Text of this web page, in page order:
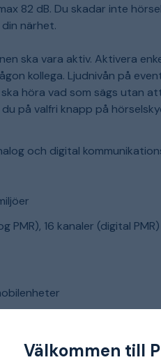
Välkommen till
82 dB. Du skadar inte
närhet.
ska vara aktiv. Aktivera
kollega. Ljudnivån på
höra vad som sägs utan
på valfri knapp på
och digital
PMR), 16 kanaler (digital
och
skyddsklass